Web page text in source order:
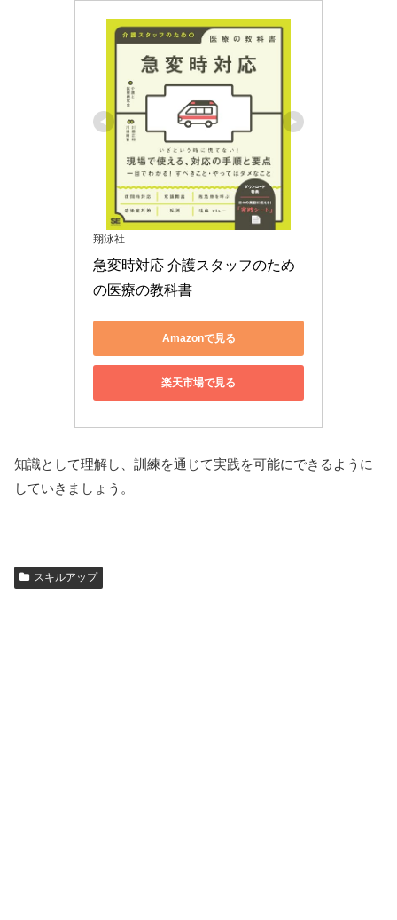
翔泳社
急変時対応 介護スタッフのため
の医療の教科書
Amazonで見る
楽天市場で見る
知識として理解し、訓練を通じて実践を可能にできるように
していきましょう。
スキルアップ